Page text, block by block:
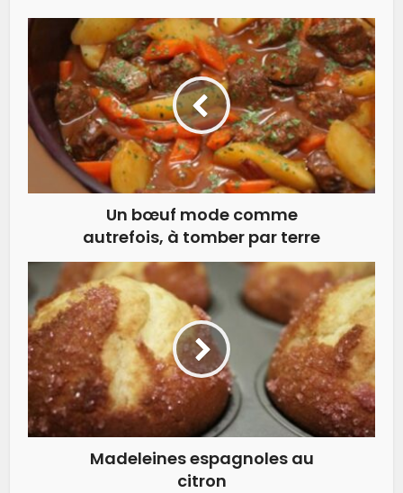
Un bœuf mode comme
autrefois, à tomber par terre
Madeleines espagnoles au
citron